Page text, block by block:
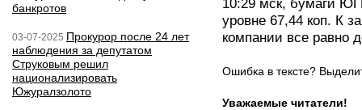
банкротов
03-07-2025 Прокурор после 24 лет
наблюдения за депутатом
Струковым решил
национализировать
Южуралзолото
10:29 мск, бумаги
уровне 67,44 коп. К
компании все равно
Ошибка в тексте?
Уважаемые читатели!